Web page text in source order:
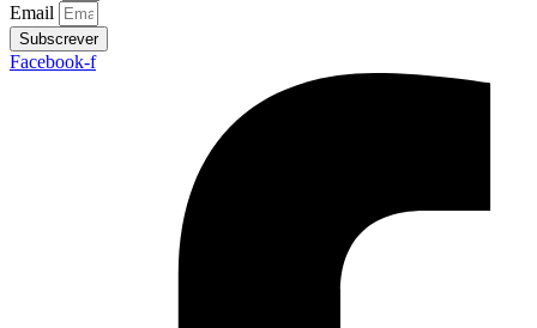
Email
Subscrever
Facebook-f